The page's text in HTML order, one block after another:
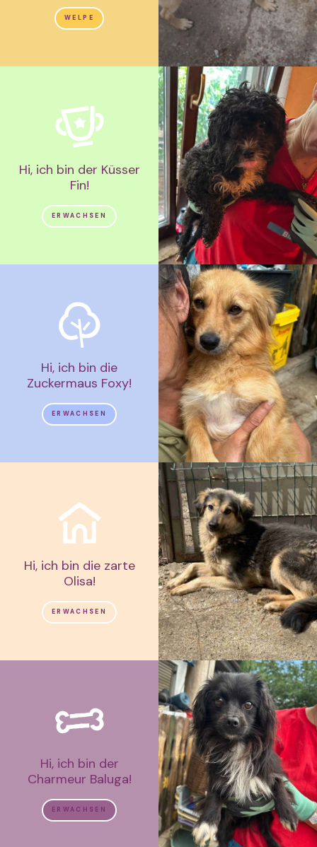
WELPE
Hi, ich bin der Küsser
Fin!
ERWACHSEN
Hi, ich bin die
Zuckermaus Foxy!
ERWACHSEN
Hi, ich bin die zarte
Olisa!
ERWACHSEN
Hi, ich bin der
Charmeur Baluga!
ERWACHSEN